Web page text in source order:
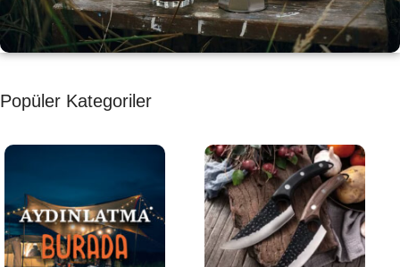
KAHVE KEYFİ
Kahvemizi Denediniz mi ?
Keşfet
Popüler Kategoriler